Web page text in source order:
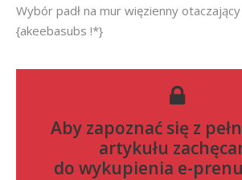
Wybór padł na mur więzienny
{akeebasubs !*}
Aby zapoznać się z
artykułu
do wykupienia e-